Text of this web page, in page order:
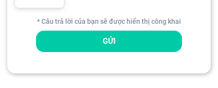
* Câu trả lời của bạn sẽ được hiển thị công khai
GỬI